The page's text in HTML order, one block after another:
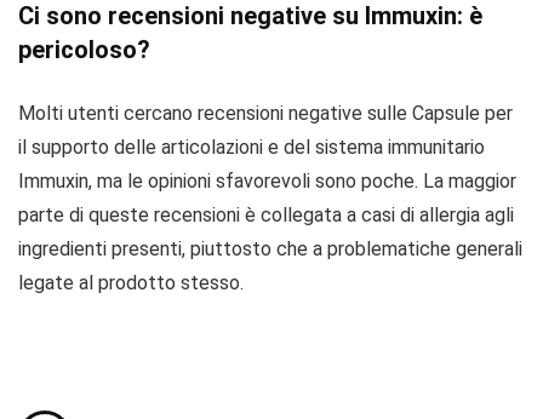
Ci sono recensioni negative su Immuxin: è
pericoloso?
Molti utenti cercano recensioni negative sulle Capsule per
il supporto delle articolazioni e del sistema immunitario
Immuxin, ma le opinioni sfavorevoli sono poche. La maggior
parte di queste recensioni è collegata a casi di allergia agli
ingredienti presenti, piuttosto che a problematiche generali
legate al prodotto stesso.